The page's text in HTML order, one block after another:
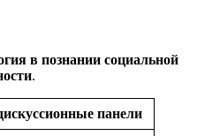
в познании социальной
.
панели